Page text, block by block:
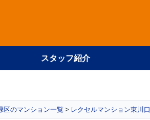
スタッフ紹介
区のマンション一覧 レクセルマンション東川口